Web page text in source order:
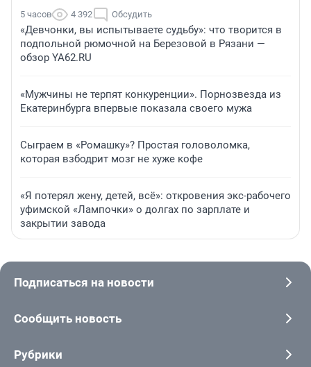
5 часов 4 392 Обсудить
«Девчонки, вы испытываете судьбу»: что творится в
подпольной рюмочной на Березовой в Рязани —
обзор YA62.RU
«Мужчины не терпят конкуренции». Порнозвезда из
Екатеринбурга впервые показала своего мужа
Сыграем в «Ромашку»? Простая головоломка,
которая взбодрит мозг не хуже кофе
«Я потерял жену, детей, всё»: откровения экс-рабочего
уфимской «Лампочки» о долгах по зарплате и
закрытии завода
Подписаться на новости
Сообщить новость
Рубрики